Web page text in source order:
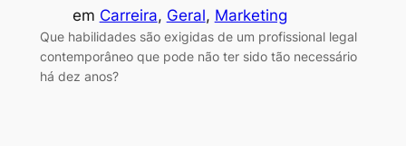
em Carreira, Geral, Marketing
Que habilidades são exigidas de um profissional legal
contemporâneo que pode não ter sido tão necessário
há dez anos?